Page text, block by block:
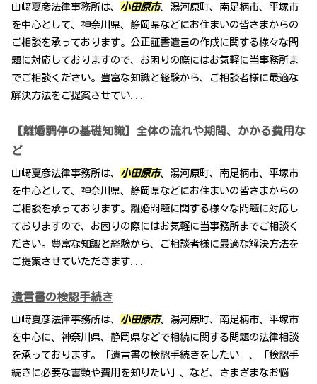
山﨑夏彦法律事務所は、 小田原市、湯河原町、南足柄市、平塚市
を中心として、神奈川県、静岡県などにお住まいの皆さまからの
ご相談を承っております。公正証書遺言の作成に関する様々な問
題に対応しておりますので、お困りの際にはお気軽に当事務所ま
でご相談ください。豊富な知識と経験から、ご相談者様に最適な
解決方法をご提案させてい...
【離婚調停の基礎知識】全体の流れや期間、かかる費用な
ど
山﨑夏彦法律事務所は、 小田原市、湯河原町、南足柄市、平塚市
を中心として、神奈川県、静岡県などにお住まいの皆さまからの
ご相談を承っております。離婚問題に関する様々な問題に対応し
ておりますので、お困りの際にはお気軽に当事務所までご相談く
ださい。豊富な知識と経験から、ご相談者様に最適な解決方法を
ご提案させていただきます...
遺言書の検認手続き
山﨑夏彦法律事務所は、 小田原市、湯河原町、南足柄市、平塚市
を中心に、神奈川県、静岡県などで相続に関する問題の法律相談
を承っております。「遺言書の検認手続きをしたい」、「検認手
続きに必要な書類や費用を知りたい」、など、さまざまなお悩